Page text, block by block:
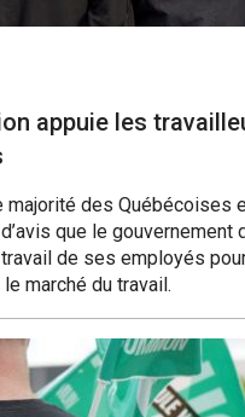
appuie les
majorité des Québécoises
que le gouvernement
de ses employés
marché du travail.